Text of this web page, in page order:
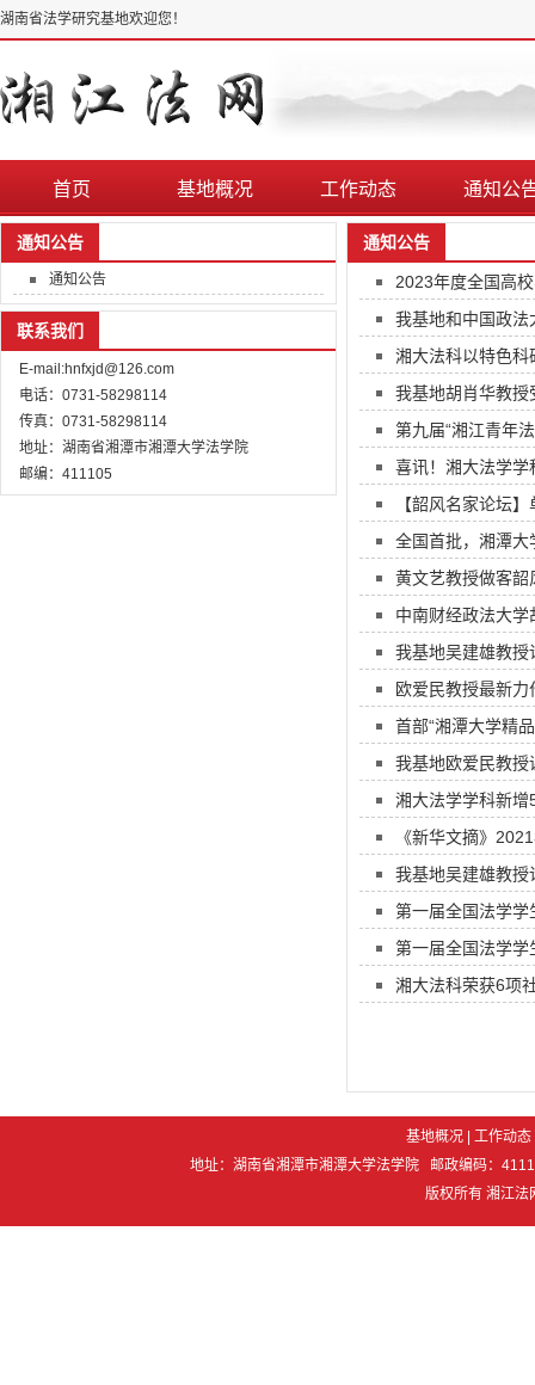
湖南省法学研究基地欢迎您！
首页 基地概况 工作动态 通知公
通知公告
通知公告
联系我们
E-mail:hnfxjd@126.com
电话：0731-58298114
传真：0731-58298114
地址：湖南省湘潭市湘潭大学法学院
邮编：411105
通知公告
2023年度全国高
我基地和中国政
湘大法科以特色科
我基地胡肖华教授
第九届“湘江青年
喜讯！湘大法学
【韶风名家论坛
全国首批，湘潭大
黄文艺教授做客韶
中南财经政法大学
我基地吴建雄教
欧爱民教授最新
首部“湘潭大学精
我基地欧爱民教授
湘大法学学科新
《新华文摘》
我基地吴建雄教
第一届全国法学学
第一届全国法学学
湘大法科荣获6项
基地概况 |工作动态
地址：湖南省湘潭市湘潭大学法学院 邮政编码：
版权所有 湘江